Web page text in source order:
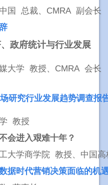
国 总裁、CMRA 副会长
政府统计与行业发展
大学 教授、CMRA 会长
研究行业发展趋势调查报
教授
会进入艰难十年？
大学商学院 教授、中国
据时代营销决策面临的机